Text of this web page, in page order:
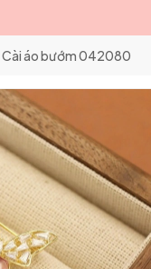
Cài áo bướm 042080